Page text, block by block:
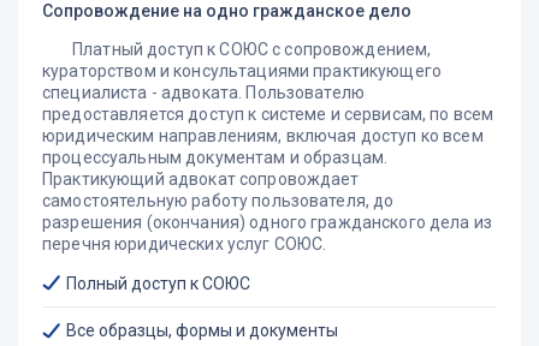
Что влияет на определение порядка общения
родителя с ребенком?
При определении порядка общения родителя с
ребенком принимаются во внимание:
возраст ребенка
состояние его здоровья
привязанность к каждому из родителей
другие обстоятельства, способные оказать воздействие на
физическое и психическое здоровье ребенка и его
нравственное развитие
В исключительных случаях, когда общение с отдельно
проживающим родителем может нанести вред ребенку,
Сопровождение на одно гражданское дело
Платный доступ к СОЮС с сопровождением,
кураторством и консультациями практикующего
специалиста - адвоката. Пользователю
предоставляется доступ к системе и сервисам, по всем
юридическим направлениям, включая доступ ко всем
процессуальным документам и образцам.
Практикующий адвокат сопровождает
самостоятельную работу пользователя, до
разрешения (окончания) одного гражданского дела из
перечня юридических услуг СОЮС.
Полный доступ к СОЮС
Все образцы, формы и документы